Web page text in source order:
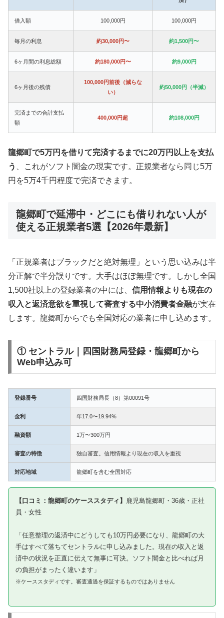
借入額 100,000円 100,000円
毎月の利息 約30,000円〜 約1,500円〜
6ヶ月間の利息総額 約180,000円〜 約9,000円
6ヶ月後の残債
100,000円前後（減らな
い）
約50,000円（半減）
完済までの合計支払
額
400,000円超 約108,000円
龍郷町で5万円を借りて完済するまでに20万円以上を支払
う
、これがソフト闇金の現実です。正規業者なら同じ5万
円を5万4千円程度で完済できます。
龍郷町で延滞中・どこにも借りれない人が
使える正規業者5選【2026年最新】
「正規業者はブラックだと絶対無理」という思い込みは半
分正解で半分誤りです。大手はほぼ無理です。しかし全国
1,500社以上の登録業者の中には、 信用情報よりも現在の
収入と返済意欲を重視して審査する中小消費者金融が実在
します。龍郷町からでも全国対応の業者に申し込めます。
① セントラル｜四国財務局登録・龍郷町から
Web申込み可
登録番号 四国財務局長（8）第00091号
金利 年17.0〜19.94%
融資額 1万〜300万円
審査の特徴 独自審査。信用情報より現在の収入を重視
対応地域 龍郷町を含む全国対応
【口コミ：龍郷町のケーススタディ】
鹿児島龍郷町・36歳・正社
員・女性
「任意整理の返済中にどうしても10万円必要になり、龍郷町の大
手はすべて落ちてセントラルに申し込みました。現在の収入と返
済中の状況を正直に伝えて無事に可決。ソフト闇金と比べれば月
の負担がまったく違います」
※ケーススタディです。審査通過を保証するものではありません